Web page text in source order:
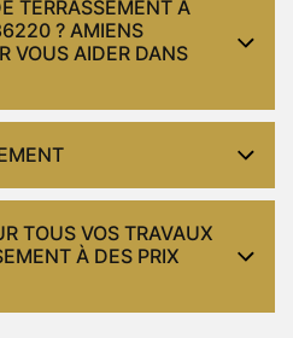
TERRASSEMENT À
? AMIENS
VOUS AIDER DANS
TOUS VOS TRAVAUX
À DES PRIX